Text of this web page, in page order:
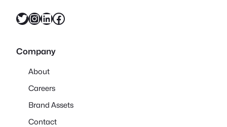
Twitter InstagramLinkedIn Facebook
Company
About
Careers
Brand Assets
Contact